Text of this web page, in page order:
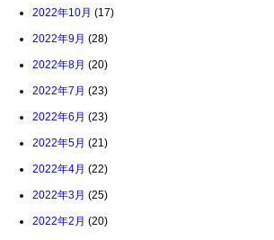
2022年10月 (17)
2022年9月 (28)
2022年8月 (20)
2022年7月 (23)
2022年6月 (23)
2022年5月 (21)
2022年4月 (22)
2022年3月 (25)
2022年2月 (20)